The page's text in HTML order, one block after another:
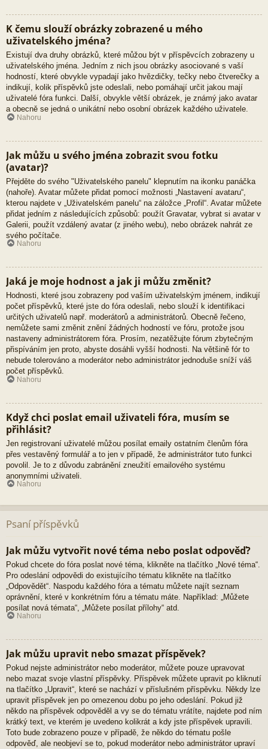
K čemu slouží obrázky zobrazené u mého
uživatelského jména?
Existují dva druhy obrázků, které můžou být v příspěvcích zobrazeny u
uživatelského jména. Jedním z nich jsou obrázky asociované s vaší
hodností, které obvykle vypadají jako hvězdičky, tečky nebo čtverečky a
indikují, kolik příspěvků jste odeslali, nebo pomáhají určit jakou mají
uživatelé fóra funkci. Další, obvykle větší obrázek, je známý jako avatar
a obecně se jedná o unikátní nebo osobní obrázek každého uživatele.
Nahoru
Jak můžu u svého jména zobrazit svou fotku
(avatar)?
Přejděte do svého "Uživatelského panelu" klepnutím na ikonku panáčka
(nahoře). Avatar můžete přidat pomocí možnosti „Nastavení avataru“,
kterou najdete v „Uživatelském panelu“ na záložce „Profil“. Avatar můžete
přidat jedním z následujících způsobů: použít Gravatar, vybrat si avatar v
Galerii, použít vzdálený avatar (z jiného webu), nebo obrázek nahrát ze
svého počítače.
Nahoru
Jaká je moje hodnost a jak ji můžu změnit?
Hodnosti, které jsou zobrazeny pod vaším uživatelským jménem, indikují
počet příspěvků, které jste do fóra odeslali, nebo slouží k identifikaci
určitých uživatelů např. moderátorů a administrátorů. Obecně řečeno,
nemůžete sami změnit znění žádných hodností ve fóru, protože jsou
nastaveny administrátorem fóra. Prosím, nezatěžujte fórum zbytečným
přispíváním jen proto, abyste dosáhli vyšší hodnosti. Na většině fór to
nebude tolerováno a moderátor nebo administrátor jednoduše sníží váš
počet příspěvků.
Nahoru
Když chci poslat email uživateli fóra, musím se
přihlásit?
Jen registrovaní uživatelé můžou posílat emaily ostatním členům fóra
přes vestavěný formulář a to jen v případě, že administrátor tuto funkci
povolil. Je to z důvodu zabránění zneužití emailového systému
anonymními uživateli.
Nahoru
Psaní příspěvků
Jak můžu vytvořit nové téma nebo poslat odpověď?
Pokud chcete do fóra poslat nové téma, klikněte na tlačítko „Nové téma“.
Pro odeslání odpovědi do existujícího tématu klikněte na tlačítko
„Odpovědět“. Naspodu každého fóra a tématu můžete najít seznam
oprávnění, které v konkrétním fóru a tématu máte. Například: „Můžete
posílat nová témata“, „Můžete posílat přílohy“ atd.
Nahoru
Jak můžu upravit nebo smazat příspěvek?
Pokud nejste administrátor nebo moderátor, můžete pouze upravovat
nebo mazat svoje vlastní příspěvky. Příspěvek můžete upravit po kliknutí
na tlačítko „Upravit“, které se nachází v příslušném příspěvku. Někdy lze
upravit příspěvek jen po omezenou dobu po jeho odeslání. Pokud již
někdo na příspěvek odpověděl a vy se do tématu vrátíte, najdete pod ním
krátký text, ve kterém je uvedeno kolikrát a kdy jste příspěvek upravili.
Toto bude zobrazeno pouze v případě, že někdo do tématu pošle
odpověď, ale neobjeví se to, pokud moderátor nebo administrátor upraví